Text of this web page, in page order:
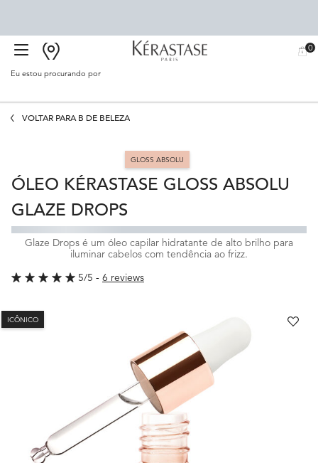
BUSCAR
MEU
0
0
Eu estou procurando por
VOLTAR PARA B DE BELEZA
GLOSS ABSOLU
ÓLEO KÉRASTASE GLOSS ABSOLU
GLAZE DROPS
Glaze Drops é um óleo capilar hidratante de alto brilho para
iluminar cabelos com tendência ao frizz.
5/5
6 reviews
ICÔNICO